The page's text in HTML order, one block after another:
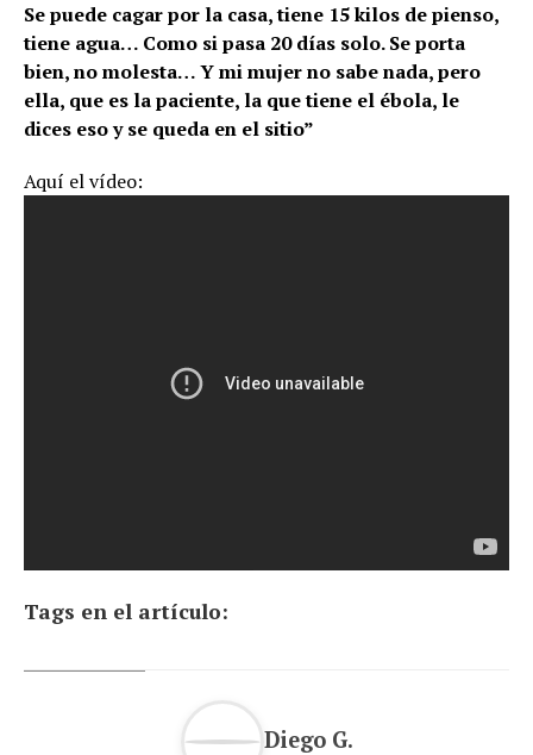
Se puede cagar por la casa, tiene 15 kilos de pienso,
tiene agua… Como si pasa 20 días solo. Se porta
bien, no molesta… Y mi mujer no sabe nada, pero
ella, que es la paciente, la que tiene el ébola, le
dices eso y se queda en el sitio”
Aquí el vídeo:
Tags en el artículo:
Diego G.